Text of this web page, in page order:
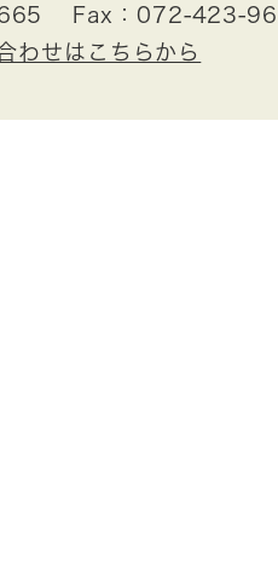
Fax：072-423-
わせはこちらから